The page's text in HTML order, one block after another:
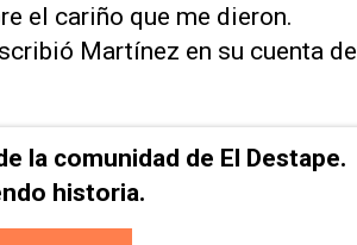
el cariño que me dieron.
Martínez en su cuenta de
la comunidad de El Destape.
historia.